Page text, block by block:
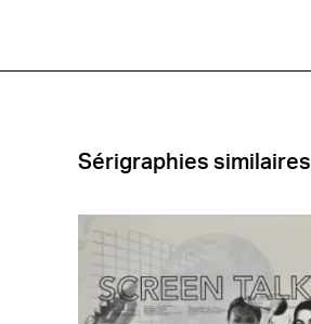
Sérigraphies similaires